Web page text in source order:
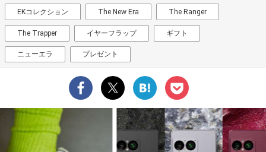
EKコレクション The New Era The Ranger
The Trapper イヤーフラップ ギフト
ニューエラ プレゼント